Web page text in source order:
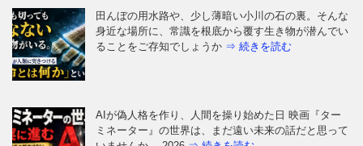
田んぼの用水路や、少し薄暗い小川の石の裏。そんな
身近な場所に、常識を根底から覆す生き物が潜んでい
ることをご存知でしょうか ⇒ 続きを読む
AIが偽人格を作り、人間を操り始めた日 映画『ター
ミネーター』の世界は、まだ遠い未来の話だと思って